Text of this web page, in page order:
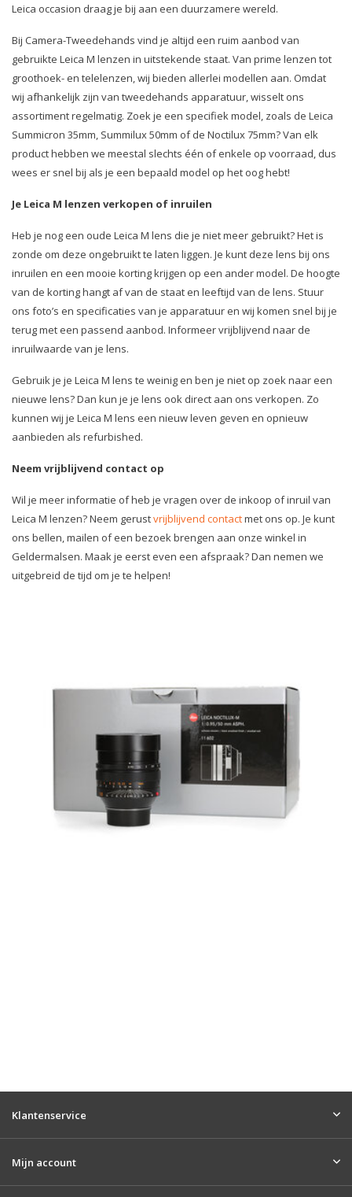
Leica occasion draag je bij aan een duurzamere wereld.
Bij Camera-Tweedehands vind je altijd een ruim aanbod van
gebruikte Leica M lenzen in uitstekende staat. Van prime lenzen tot
groothoek- en telelenzen, wij bieden allerlei modellen aan. Omdat
wij afhankelijk zijn van tweedehands apparatuur, wisselt ons
assortiment regelmatig. Zoek je een specifiek model, zoals de Leica
Summicron 35mm, Summilux 50mm of de Noctilux 75mm? Van elk
product hebben we meestal slechts één of enkele op voorraad, dus
wees er snel bij als je een bepaald model op het oog hebt!
Je Leica M lenzen verkopen of inruilen
Heb je nog een oude Leica M lens die je niet meer gebruikt? Het is
zonde om deze ongebruikt te laten liggen. Je kunt deze lens bij ons
inruilen en een mooie korting krijgen op een ander model. De hoogte
van de korting hangt af van de staat en leeftijd van de lens. Stuur
ons foto’s en specificaties van je apparatuur en wij komen snel bij je
terug met een passend aanbod. Informeer vrijblijvend naar de
inruilwaarde van je lens.
Gebruik je je Leica M lens te weinig en ben je niet op zoek naar een
nieuwe lens? Dan kun je je lens ook direct aan ons verkopen. Zo
kunnen wij je Leica M lens een nieuw leven geven en opnieuw
aanbieden als refurbished.
Neem vrijblijvend contact op
Wil je meer informatie of heb je vragen over de inkoop of inruil van
Leica M lenzen? Neem gerustvrijblijvend contactmet ons op. Je kunt
ons bellen, mailen of een bezoek brengen aan onze winkel in
Geldermalsen. Maak je eerst even een afspraak? Dan nemen we
uitgebreid de tijd om je te helpen!
Klantenservice
Mijn account